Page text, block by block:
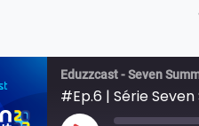
Eduzzcast - Seven